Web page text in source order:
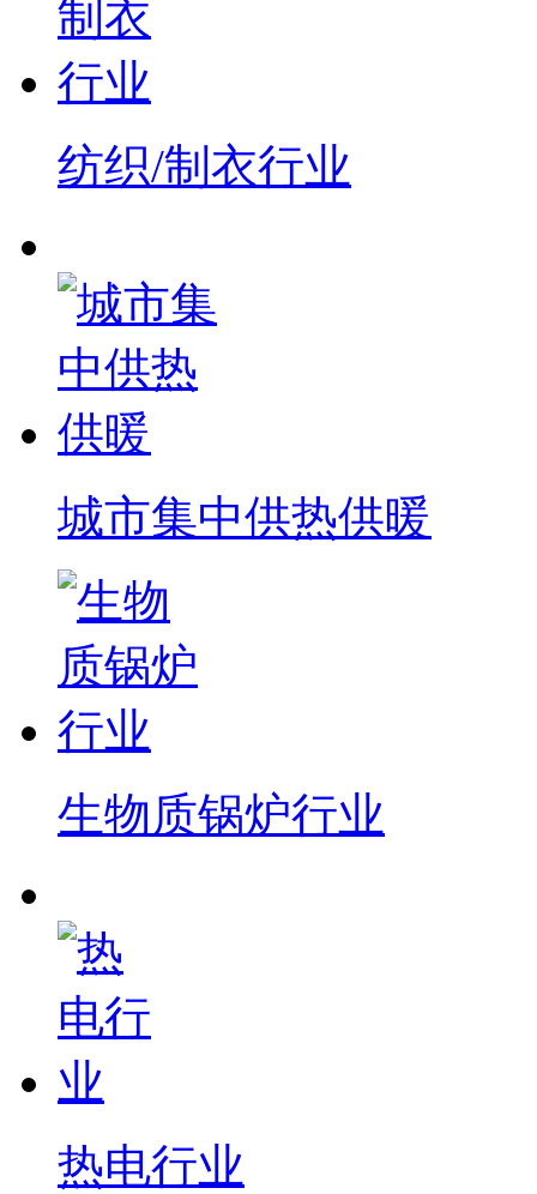
纺织/制衣行业
城市集中供热供暖
生物质锅炉行业
热电行业